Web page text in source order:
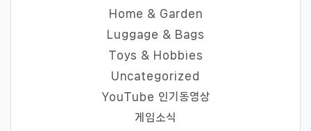
Home & Garden
Luggage & Bags
Toys & Hobbies
Uncategorized
YouTube 인기동영상
게임소식